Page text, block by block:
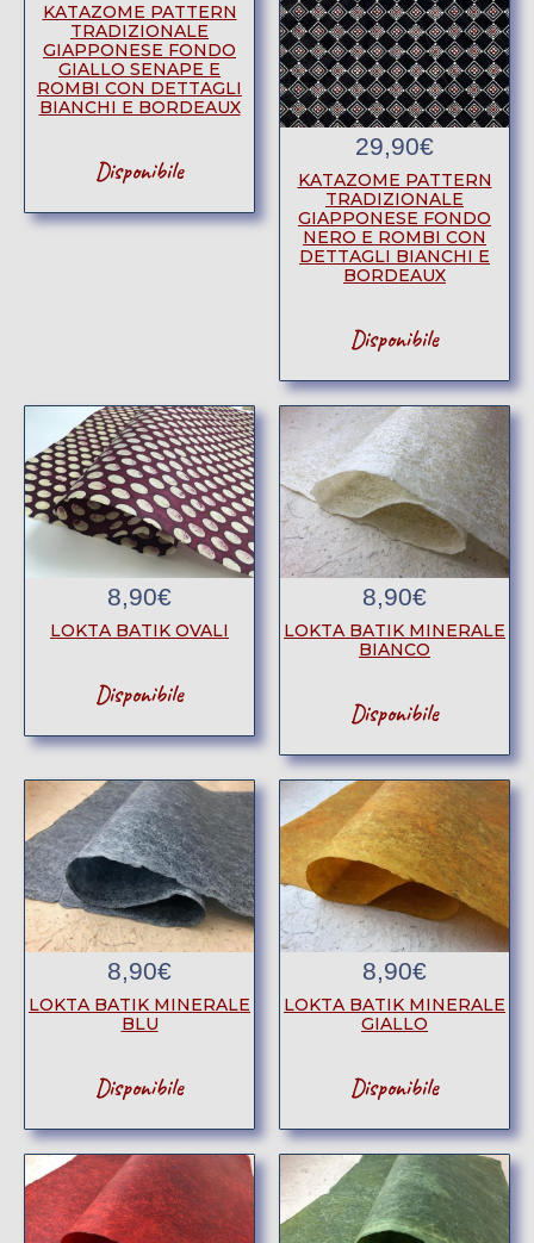
KATAZOME PATTERN
TRADIZIONALE
GIAPPONESE FONDO
GIALLO SENAPE E
ROMBI CON DETTAGLI
BIANCHI E BORDEAUX
Disponibile
29,90€
KATAZOME PATTERN
TRADIZIONALE
GIAPPONESE FONDO
NERO E ROMBI CON
DETTAGLI BIANCHI E
BORDEAUX
Disponibile
8,90€
LOKTA BATIK OVALI
Disponibile
8,90€
LOKTA BATIK MINERALE
BIANCO
Disponibile
8,90€
LOKTA BATIK MINERALE
BLU
Disponibile
8,90€
LOKTA BATIK MINERALE
GIALLO
Disponibile